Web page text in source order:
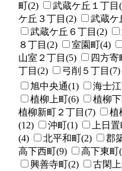
町(2)
武蔵ケ丘１丁目
ケ丘３丁目(2)
武蔵ケ
武蔵ケ丘６丁目(2)
８丁目(2)
室園町(4)
山室２丁目(5)
四方寄
丁目(2)
弓削５丁目(7)
旭中央通(1) 海士
植柳上町(6)
植柳
植柳新町２丁目(7)
植
(12)
沖町(1) 上日置
(4)
北平和町(2) 郡
高下西町(9)
高下東町
興善寺町(2)
古閑